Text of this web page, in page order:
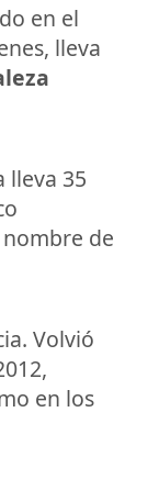
en el
lleva
lleva 35
de
Volvió
en los